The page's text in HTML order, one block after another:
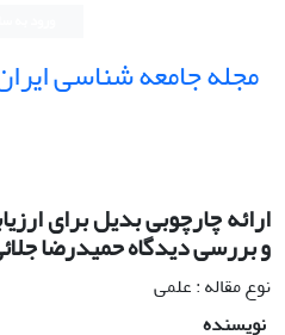
مجله جامعه شناسی
ارائه چارچوبى بدیل براى
و بررسى دیدگاه حمیدرضا
نوع مقاله : علمی
نویسنده